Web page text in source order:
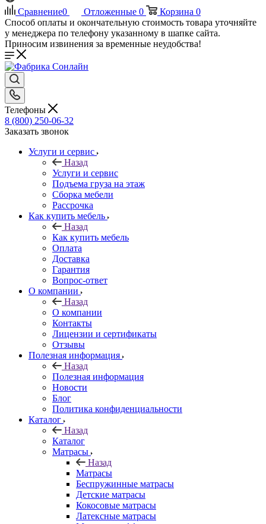
Сравнение0 Отложенные 0 Корзина 0
Способ оплаты и окончательную стоимость товара уточняйте
у менеджера по телефону указанному в шапке сайта.
Приносим извинения за временные неудобства!
Телефоны
8 (800) 250-06-32
Заказать звонок
Услуги и сервис
Назад
Услуги и сервис
Подъема груза на этаж
Сборка мебели
Рассрочка
Как купить мебель
Назад
Как купить мебель
Оплата
Доставка
Гарантия
Вопрос-ответ
О компании
Назад
О компании
Контакты
Лицензии и сертификаты
Отзывы
Полезная информация
Назад
Полезная информация
Новости
Блог
Политика конфиденциальности
Каталог
Назад
Каталог
Матрасы
Назад
Матрасы
Беспружинные матрасы
Детские матрасы
Кокосовые матрасы
Латексные матрасы